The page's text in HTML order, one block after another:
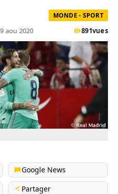
MONDE - SPORT
aou 2020 891vues
Google News
Partager